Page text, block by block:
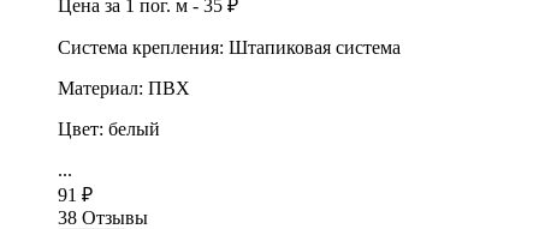
Цена за 1 пог. м - 35 ₽
Система крепления: Штапиковая система
Материал: ПВХ
Цвет: белый
...
91
₽
38 Отзывы